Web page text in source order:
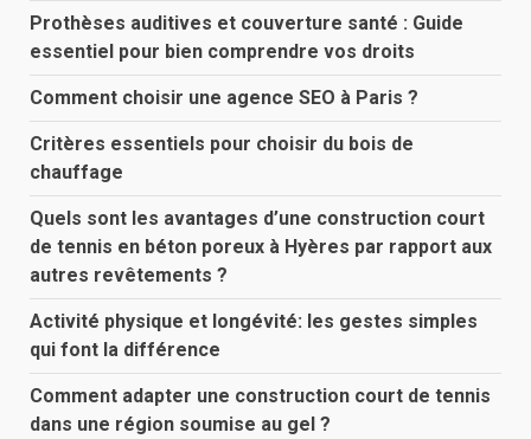
Prothèses auditives et couverture santé : Guide
essentiel pour bien comprendre vos droits
Comment choisir une agence SEO à Paris ?
Critères essentiels pour choisir du bois de
chauffage
Quels sont les avantages d’une construction court
de tennis en béton poreux à Hyères par rapport aux
autres revêtements ?
Activité physique et longévité: les gestes simples
qui font la différence
Comment adapter une construction court de tennis
dans une région soumise au gel ?